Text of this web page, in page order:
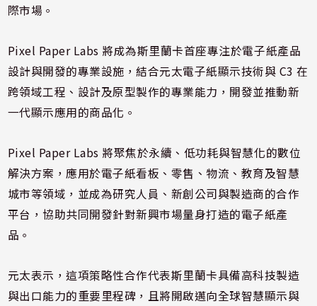
際市場。
Pixel Paper Labs 將成為斯里蘭卡首座專注於電子紙產品
設計與開發的專業設施，結合元太電子紙顯示技術與 C3 在
跨領域工程、設計及原型製作的專業能力，開發並推動新
一代顯示應用的商品化。
Pixel Paper Labs 將聚焦於永續、低功耗與智慧化的數位
解決方案，應用於電子紙看板、零售、物流、教育及智慧
城市等領域，並成為研究人員、新創公司與製造商的合作
平台，協助共同開發針對新興市場量身打造的電子紙產
品。
元太表示，這項策略性合作代表斯里蘭卡具備高科技製造
與出口能力的重要里程碑，且將開啟邁向全球智慧顯示與